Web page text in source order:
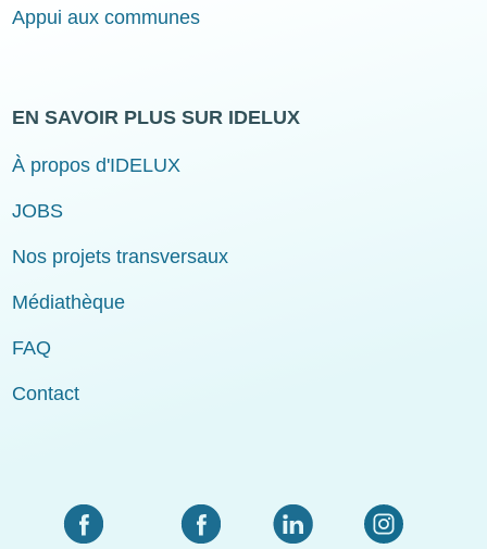
Appui aux communes
EN SAVOIR PLUS SUR IDELUX
À propos d'IDELUX
JOBS
Nos projets transversaux
Médiathèque
FAQ
Contact